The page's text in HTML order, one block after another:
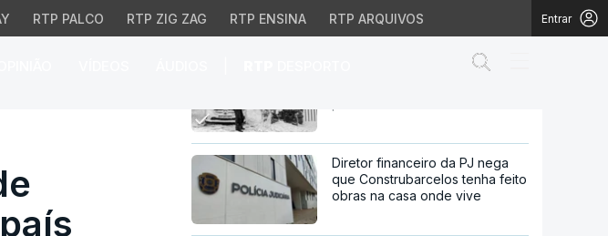
RTP PALCO RTP ZIG ZAG RTP ENSINA RTP ARQUIVOS Entrar
no norte e centro do país
Várias localidades pintadas de
Diretor financeiro da PJ nega
que Construbarcelos tenha feito
obras na casa onde vive